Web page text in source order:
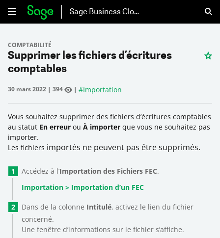
Sage Business Cloud
COMPTABILITÉ
Supprimer les fichiers d’écritures
comptables
30 mars 2022 | 394 | #Importation
Vous souhaitez supprimer des fichiers d’écritures comptables
au statut En erreur ou À importer que vous ne souhaitez pas
importer.
Les fichiers importés ne peuvent pas êtresupprimés.
Accédez à l’Importation des Fichiers FEC.
Importation > Importation d’un FEC
Dans de la colonne Intitulé, activez le lien du fichier
concerné.
Une fenêtre d’informations sur le fichier s’affiche.